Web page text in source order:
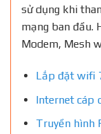
sử dụng khi
mạng ban đầu.
Modem, Mesh
Lắp đặt wifi
Internet cáp
Truyền hình